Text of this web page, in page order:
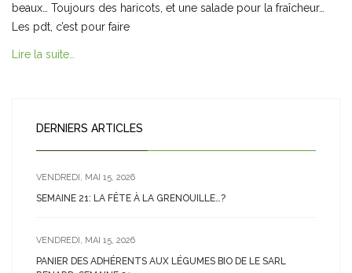
beaux… Toujours des haricots, et une salade pour la fraîcheur…
Les pdt, c’est pour faire
Lire la suite…
DERNIERS ARTICLES
VENDREDI, MAI 15, 2026
SEMAINE 21: LA FÊTE À LA GRENOUILLE…?
VENDREDI, MAI 15, 2026
PANIER DES ADHÉRENTS AUX LÉGUMES BIO DE LE SARL